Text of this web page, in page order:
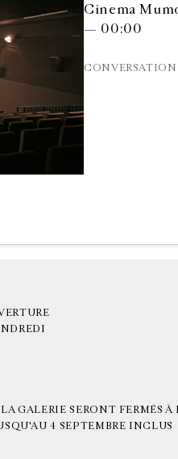
Cinema
— 00:00
CONVERSATION
GALERIE SERONT FERMÉS À
4 SEPTEMBRE INCLUS